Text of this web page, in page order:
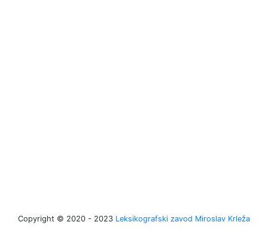
Copyright © 2020 - 2023 Leksikografski zavod Miroslav Krleža